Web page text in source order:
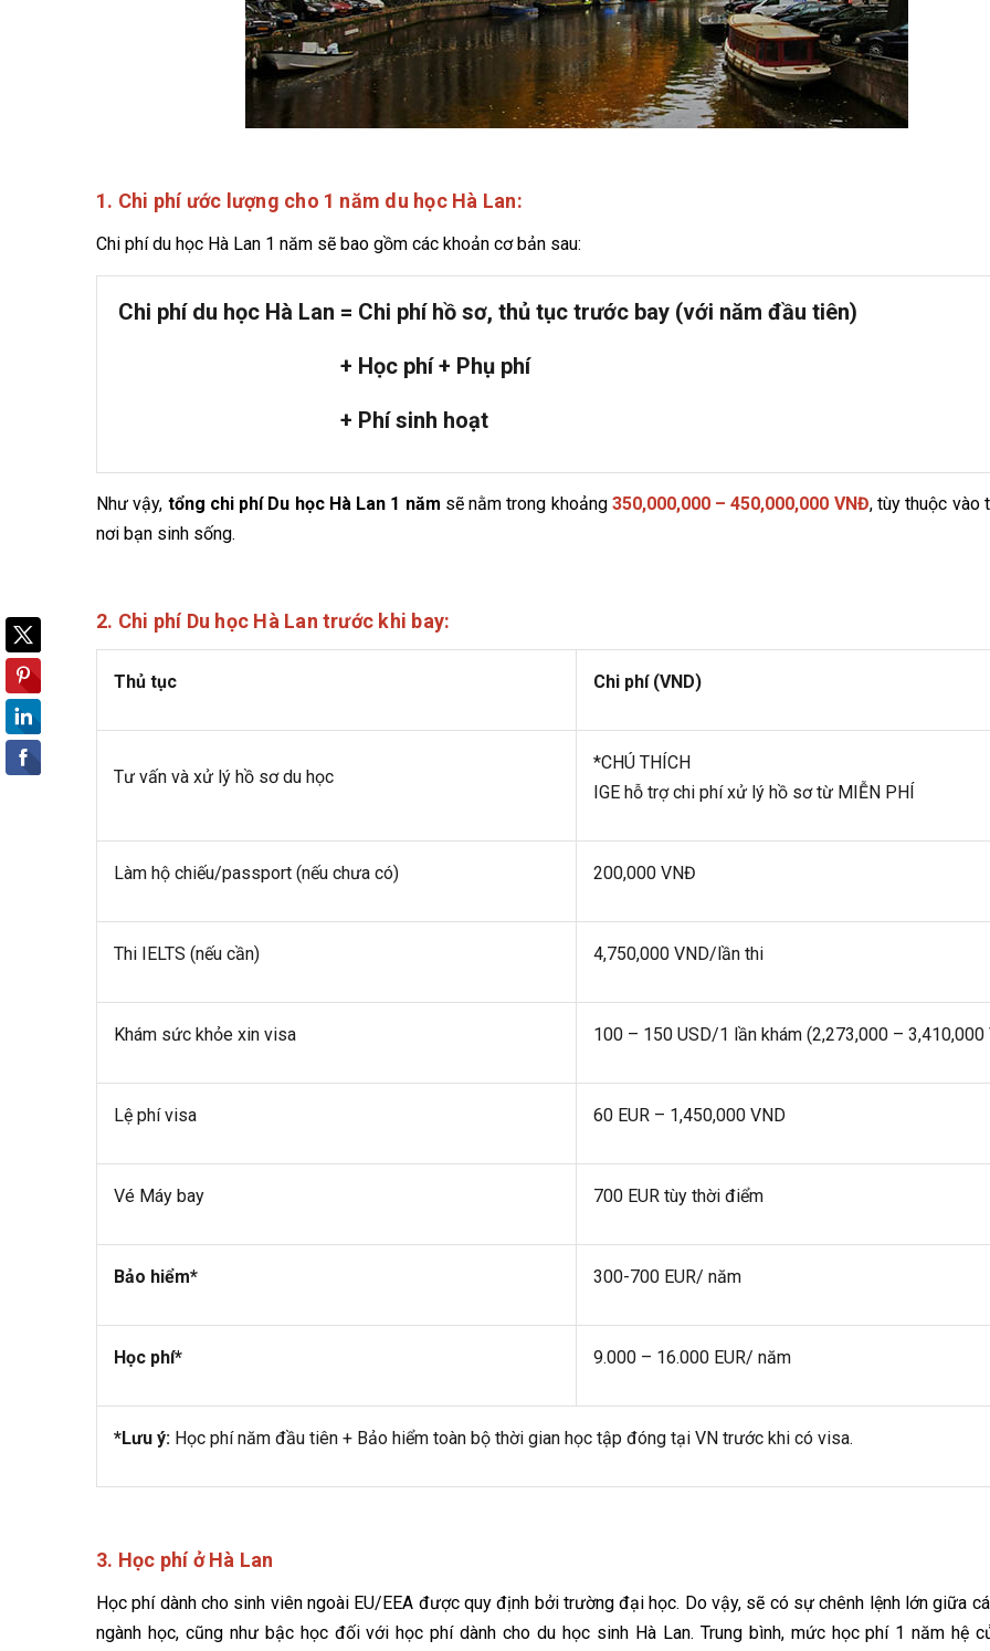
1. Chi phí ước lượng cho 1 năm du học Hà Lan:
Chi phí du học Hà Lan 1 năm sẽ bao gồm các khoản cơ bản sau:
Chi phí du học Hà Lan = Chi phí hồ sơ, thủ tục trước bay (với năm đầu tiên)
+ Học phí + Phụ phí
+ Phí sinh hoạt
Như vậy, tổng chi phí Du học Hà Lan 1 năm sẽ nằm trong khoảng 350,000,000 – 450,000,000 VNĐ, tùy thuộc vào
nơi bạn sinh sống.
2. Chi phí Du học Hà Lan trước khi bay:
Thủ tục Chi phí (VND)
Tư vấn và xử lý hồ sơ du học
*CHÚ THÍCH
IGE hỗ trợ chi phí xử lý hồ sơ từ MIỄN PHÍ
Làm hộ chiếu/passport (nếu chưa có) 200,000 VNĐ
Thi IELTS (nếu cần) 4,750,000 VND/lần thi
Khám sức khỏe xin visa 100 – 150 USD/1 lần khám (2,273,000 – 3,410,000
Lệ phí visa 60 EUR – 1,450,000 VND
Vé Máy bay 700 EUR tùy thời điểm
Bảo hiểm* 300-700 EUR/ năm
Học phí* 9.000 – 16.000 EUR/ năm
*Lưu ý: Học phí năm đầu tiên + Bảo hiểm toàn bộ thời gian học tập đóng tại VN trước khi có visa.
3. Học phí ở Hà Lan
Học phí dành cho sinh viên ngoài EU/EEA được quy định bởi trường đại học. Do vậy, sẽ có sự chênh lệnh lớn giữa
ngành học, cũng như bậc học đối với học phí dành cho du học sinh Hà Lan. Trung bình, mức học phí 1 năm hệ